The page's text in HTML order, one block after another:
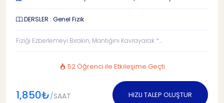
DERSLER : Genel Fizik
Fiziği Ezberlemeyi Bırakın, Mantığını Kavrayarak *...
52 Öğrenci ile Etkileşime Geçti
1,850₺/SAAT HIZLI TALEP OLUŞTUR